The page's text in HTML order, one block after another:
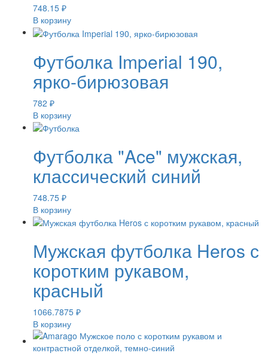
748.15 ₽
В корзину
Футболка Imperial 190,
ярко-бирюзовая
782 ₽
В корзину
Футболка "Ace" мужская,
классический синий
748.75 ₽
В корзину
Мужская футболка Heros с
коротким рукавом,
красный
1066.7875 ₽
В корзину